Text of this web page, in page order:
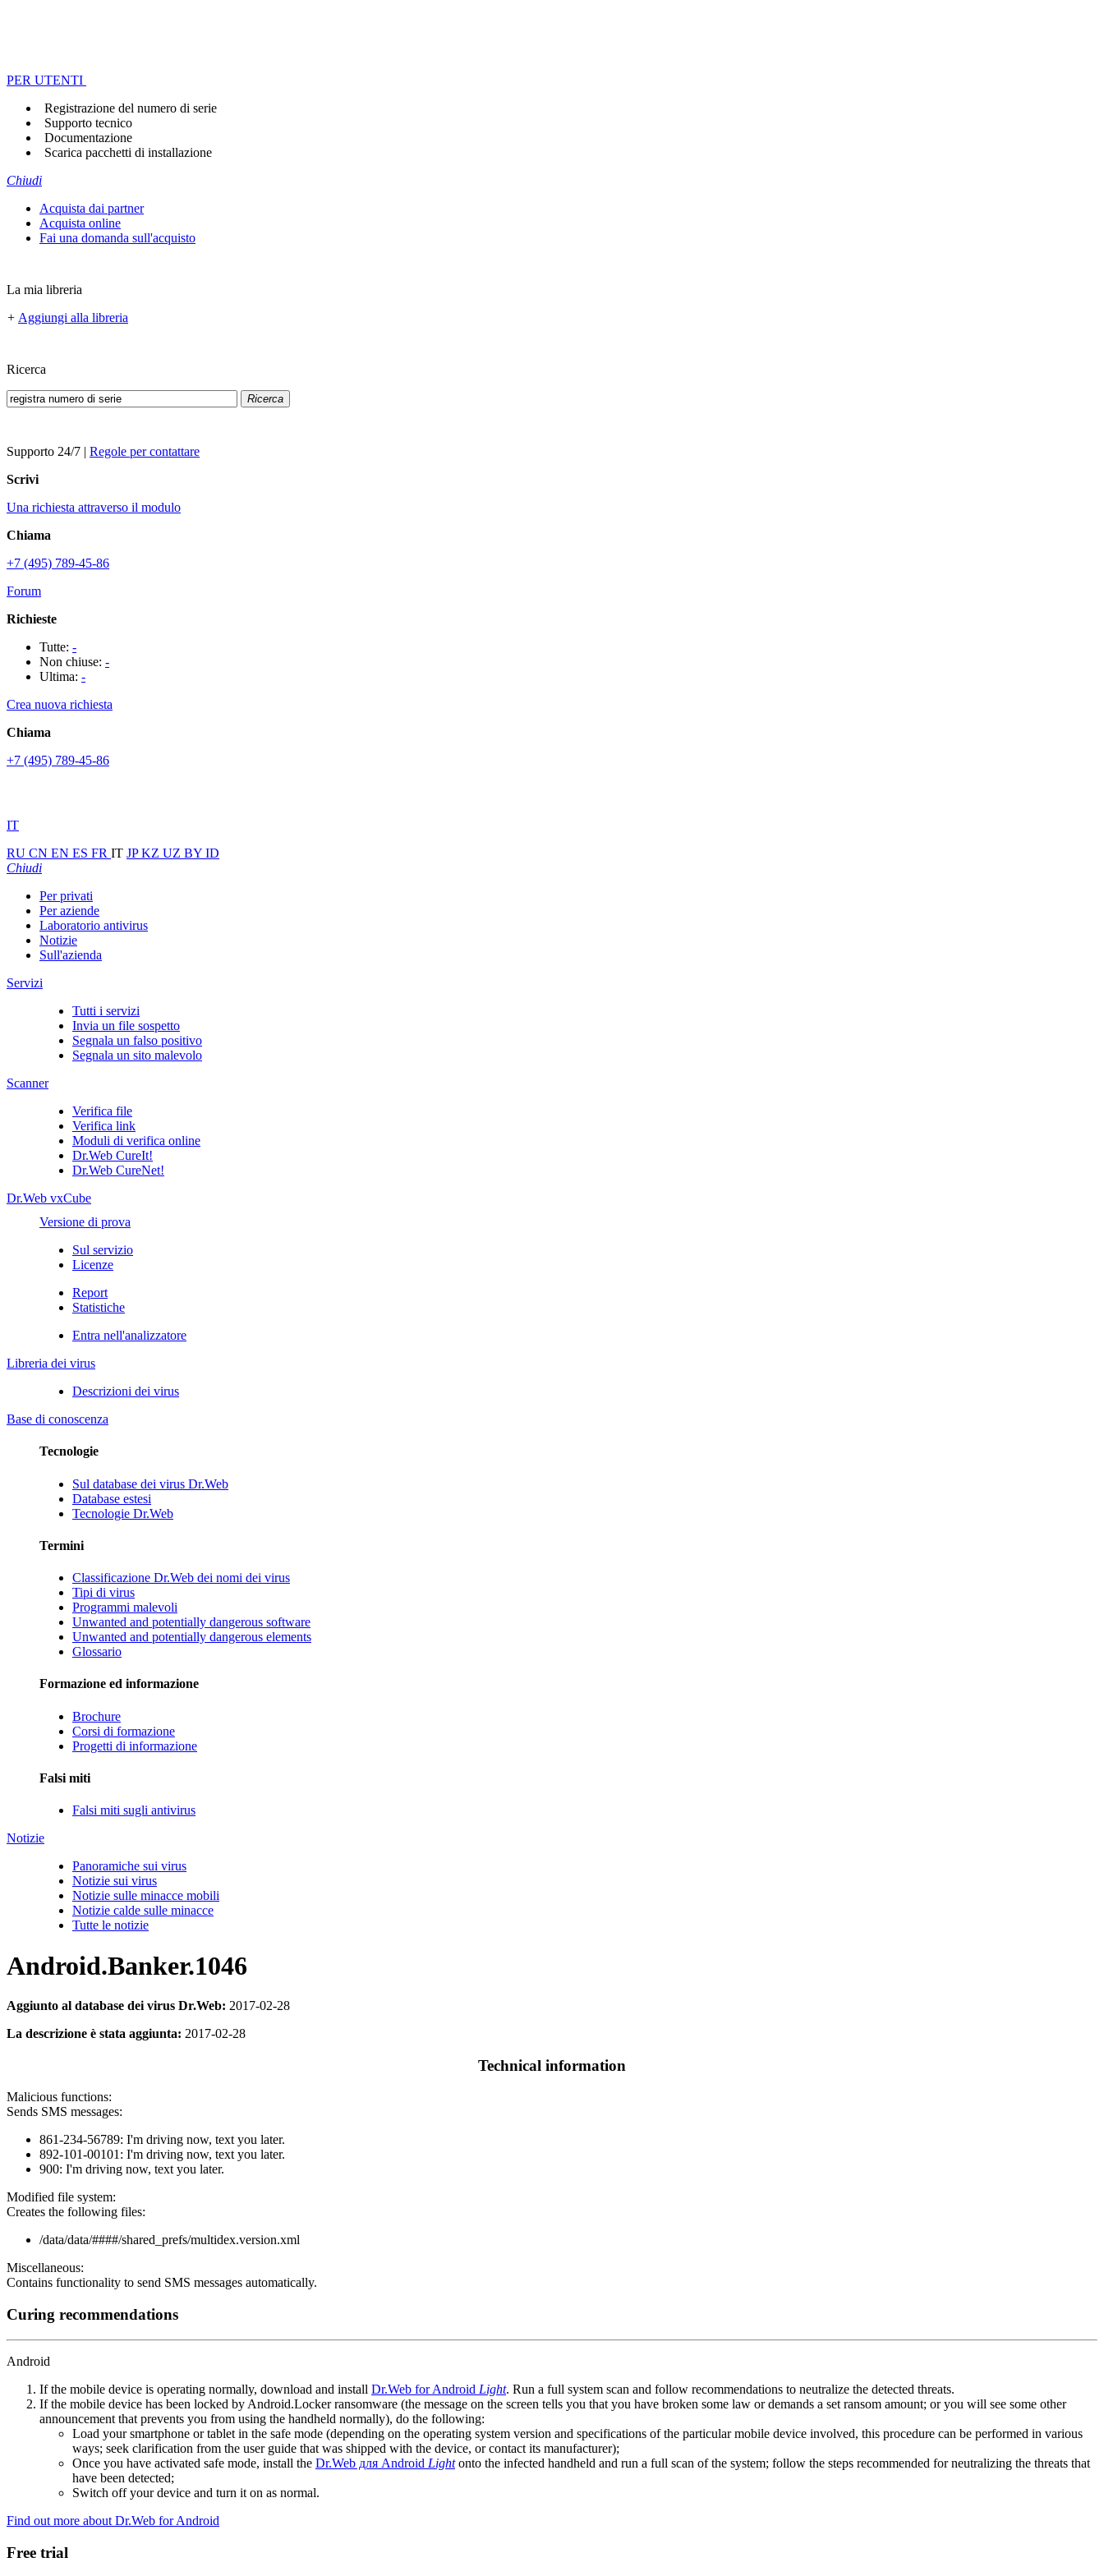
PER UTENTI
Registrazione del numero di serie
Supporto tecnico
Documentazione
Scarica pacchetti di installazione
Chiudi
Acquista dai partner
Acquista online
Fai una domanda sull'acquisto
La mia libreria
+ Aggiungi alla libreria
Ricerca
Ricerca
Supporto 24/7 | Regole per contattare
Scrivi
Una richiesta attraverso il modulo
Chiama
+7 (495) 789-45-86
Forum
Richieste
Tutte: -
Non chiuse: -
Ultima: -
Crea nuova richiesta
Chiama
+7 (495) 789-45-86
IT
RU CN EN ES FR IT JPKZ UZ BY ID
Chiudi
Per privati
Per aziende
Laboratorio antivirus
Notizie
Sull'azienda
Servizi
Tutti i servizi
Invia un file sospetto
Segnala un falso positivo
Segnala un sito malevolo
Scanner
Verifica file
Verifica link
Moduli di verifica online
Dr.Web CureIt!
Dr.Web CureNet!
Dr.Web vxCube
Versione di prova
Sul servizio
Licenze
Report
Statistiche
Entra nell'analizzatore
Libreria dei virus
Descrizioni dei virus
Base di conoscenza
Tecnologie
Sul database dei virus Dr.Web
Database estesi
Tecnologie Dr.Web
Termini
Classificazione Dr.Web dei nomi dei virus
Tipi di virus
Programmi malevoli
Unwanted and potentially dangerous software
Unwanted and potentially dangerous elements
Glossario
Formazione ed informazione
Brochure
Corsi di formazione
Progetti di informazione
Falsi miti
Falsi miti sugli antivirus
Notizie
Panoramiche sui virus
Notizie sui virus
Notizie sulle minacce mobili
Notizie calde sulle minacce
Tutte le notizie
Android.Banker.1046
Aggiunto al database dei virus Dr.Web: 2017-02-28
La descrizione è stata aggiunta: 2017-02-28
Technical information
Malicious functions:
Sends SMS messages:
861-234-56789: I'm driving now, text you later.
892-101-00101: I'm driving now, text you later.
900: I'm driving now, text you later.
Modified file system:
Creates the following files:
/data/data/####/shared_prefs/multidex.version.xml
Miscellaneous:
Contains functionality to send SMS messages automatically.
Curing recommendations
Android
If the mobile device is operating normally, download and install Dr.Web for Android Light. Run a full system scan and follow recommendations to neutralize the detected threats.
If the mobile device has been locked by Android.Locker ransomware (the message on the screen tells you that you have broken some law or demands a set ransom amount; or you will see some other
announcement that prevents you from using the handheld normally), do the following:
Load your smartphone or tablet in the safe mode (depending on the operating system version and specifications of the particular mobile device involved, this procedure can be performed in various
ways; seek clarification from the user guide that was shipped with the device, or contact its manufacturer);
Once you have activated safe mode, install the Dr.Web для Android Lightonto the infected handheld and run a full scan of the system; follow the steps recommended for neutralizing the threats that
have been detected;
Switch off your device and turn it on as normal.
Find out more about Dr.Web for Android
Free trial